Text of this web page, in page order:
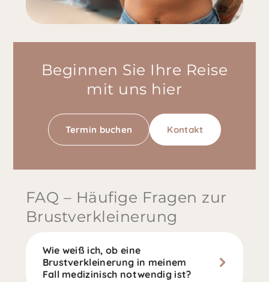
Beginnen Sie Ihre Reise
mit uns hier
Termin buchen Kontakt
FAQ – Häufige Fragen zur
Brustverkleinerung
Wie weiß ich, ob eine
Brustverkleinerung in meinem
Fall medizinisch notwendig ist?